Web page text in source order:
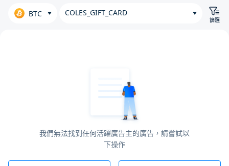
BTC COLES_GIFT_CARD
篩選
我們無法找到任何活躍廣告主的廣告，請嘗試以
下操作